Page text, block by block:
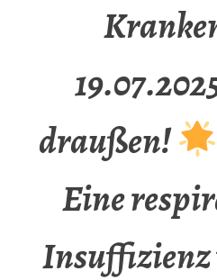
draußen!
Eine
Insuffizienz